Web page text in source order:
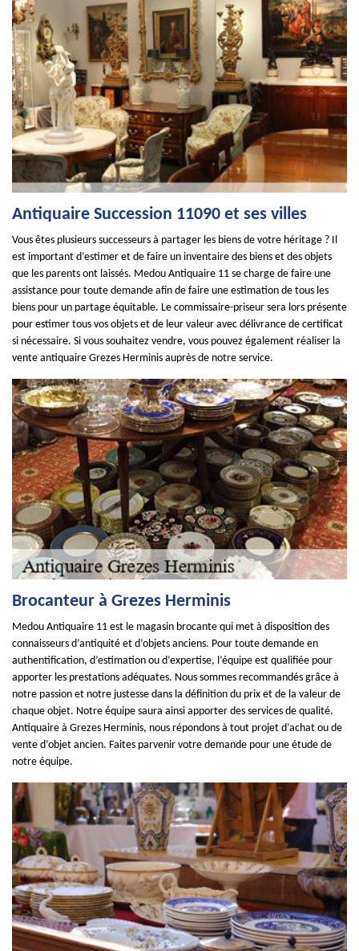
Antiquaire Succession 11090 et ses villes
Vous êtes plusieurs successeurs à partager les biens de votre héritage ? Il
est important d’estimer et de faire un inventaire des biens et des objets
que les parents ont laissés. Medou Antiquaire 11 se charge de faire une
assistance pour toute demande afin de faire une estimation de tous les
biens pour un partage équitable. Le commissaire-priseur sera lors présente
pour estimer tous vos objets et de leur valeur avec délivrance de certificat
si nécessaire. Si vous souhaitez vendre, vous pouvez également réaliser la
vente antiquaire Grezes Herminis auprès de notre service.
Brocanteur à Grezes Herminis
Medou Antiquaire 11 est le magasin brocante qui met à disposition des
connaisseurs d’antiquité et d’objets anciens. Pour toute demande en
authentification, d’estimation ou d’expertise, l’équipe est qualifiée pour
apporter les prestations adéquates. Nous sommes recommandés grâce à
notre passion et notre justesse dans la définition du prix et de la valeur de
chaque objet. Notre équipe saura ainsi apporter des services de qualité.
Antiquaire à Grezes Herminis, nous répondons à tout projet d’achat ou de
vente d’objet ancien. Faites parvenir votre demande pour une étude de
notre équipe.